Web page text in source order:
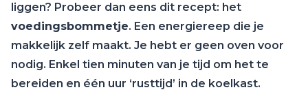
liggen? Probeer dan eens dit recept: het
voedingsbommetje. Een energiereep die je
makkelijk zelf maakt. Je hebt er geen oven voor
nodig. Enkel tien minuten van je tijd om het te
bereiden en één uur ‘rusttijd’ in de koelkast.